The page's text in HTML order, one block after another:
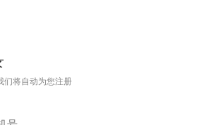
们将自动为您注册